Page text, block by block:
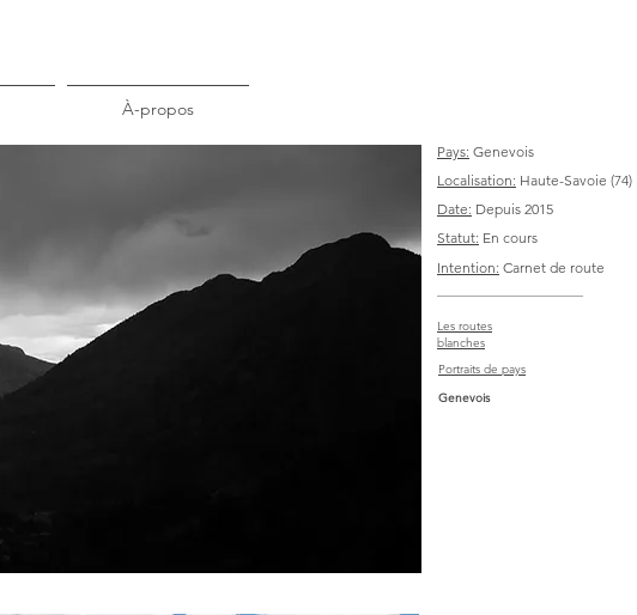
À-propos
Pays: Genevois
Localisation: Haute-Savoie (74)
Date: Depuis 2015
Statut: En cours
Intention: Carnet de route
Les routes
blanches
Portraits de pays
Genevois